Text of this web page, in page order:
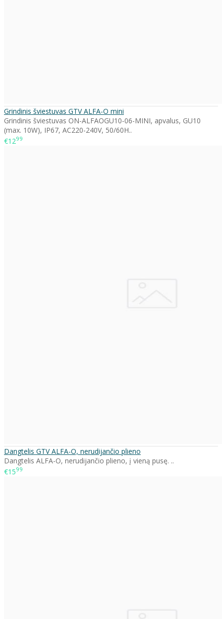
Grindinis šviestuvas GTV ALFA-O mini
Grindinis šviestuvas ON-ALFAOGU10-06-MINI, apvalus, GU10
(max. 10W), IP67, AC220-240V, 50/60H..
€1299
Dangtelis GTV ALFA-O, nerudijančio plieno
Dangtelis ALFA-O, nerudijančio plieno, į vieną pusę. ..
€1599